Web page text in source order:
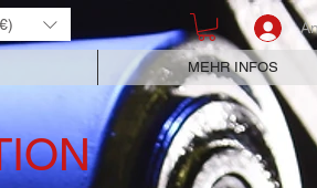
MEHR INFOS